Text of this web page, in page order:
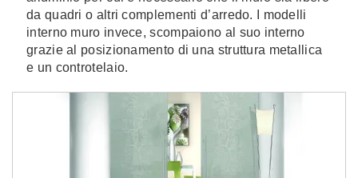
da quadri o altri complementi d’arredo. I modelli
interno muro invece, scompaiono al suo interno
grazie al posizionamento di una struttura metallica
e un controtelaio.